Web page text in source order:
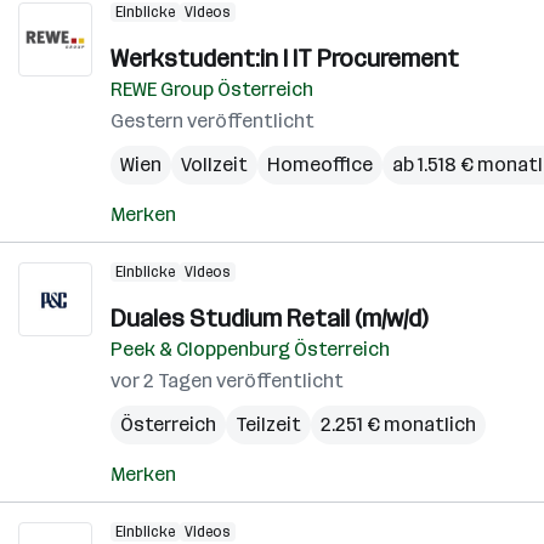
Einblicke Videos
Werkstudent:in I IT Procurement
REWE Group Österreich
Gestern veröffentlicht
Wien
Vollzeit Homeoffice ab 1.518 €
Merken
Einblicke Videos
Duales Studium Retail (m/w/d)
Peek & Cloppenburg Österreich
vor 2 Tagen veröffentlicht
Österreich
Teilzeit 2.251 € monatlich
Merken
Einblicke Videos